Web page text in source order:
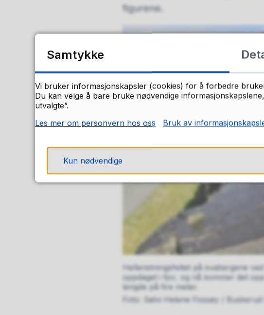
figurene.
Helleristningsfeltet på svabergene
oppdaget i fjor, og nå kommer det
lengde på fire meter.
Sølvi Helene Fossøy /
Samtykke
Vi bruker informasjonskapsler (cookies) for å forbedre
Du kan velge å bare bruke nødvendige
utvalgte”.
Les mer om personvern hos oss
Bruk av
Kun nødvendige